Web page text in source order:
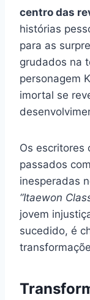
centro das
histórias
para as
grudados na
personagem
imortal se
Os escritores
passados
inesperadas
“Itaewon
jovem
sucedido, é